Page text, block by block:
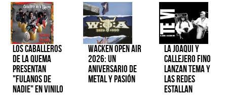
Los Caballeros
de la Quema
presentan
"Fulanos de
Nadie" en vinilo
Wacken Open Air
2026: Un
aniversario de
metal y pasión
La Joaqui y
Callejero Fino
lanzan tema y
las redes
estallan